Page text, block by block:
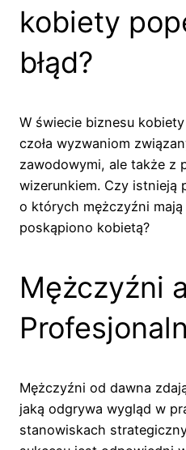
kobiety
błąd?
W świecie biznesu
czoła wyzwaniom
zawodowymi, ale także z
wizerunkiem. Czy istnieją
o których mężczyźni
poskąpiono kobietą?
Mężczyźni
Mężczyźni od dawna
jaką odgrywa wygląd w
stanowiskach